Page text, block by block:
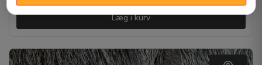
Læg i kurv